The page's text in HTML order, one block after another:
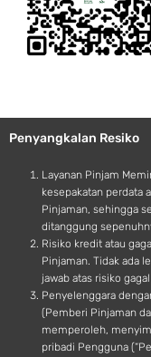
Penyangkalan Resiko
Layanan Pinjam
kesepakatan perdata
Pinjaman, sehingga
ditanggung
Risiko kredit atau
Pinjaman. Tidak ada
jawab atas risiko
Penyelenggara
(Pemberi Pinjaman
memperoleh,
pribadi Pengguna